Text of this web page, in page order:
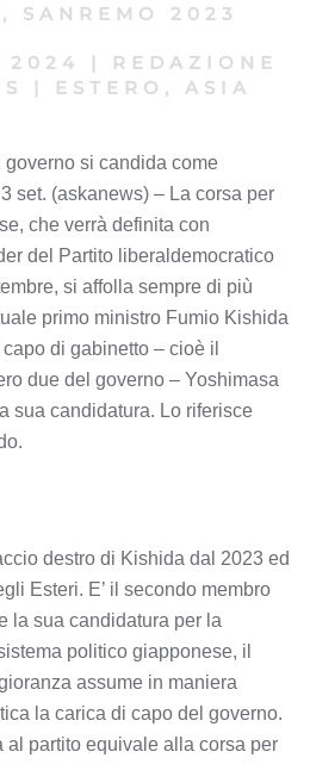
, SANREMO 2023
2024 |
REDAZIONE
| ESTERO, ASIA
si candida come
set. (askanews) – La corsa per
che verrà definita con
del Partito liberaldemocratico
si affolla sempre di più
primo ministro Fumio Kishida
di gabinetto – cioè il
due del governo – Yoshimasa
sua candidatura. Lo riferisce
destro di Kishida dal 2023 ed
Esteri. E’ il secondo membro
la sua candidatura per la
politico giapponese, il
assume in maniera
la carica di capo del governo.
al partito equivale alla corsa per